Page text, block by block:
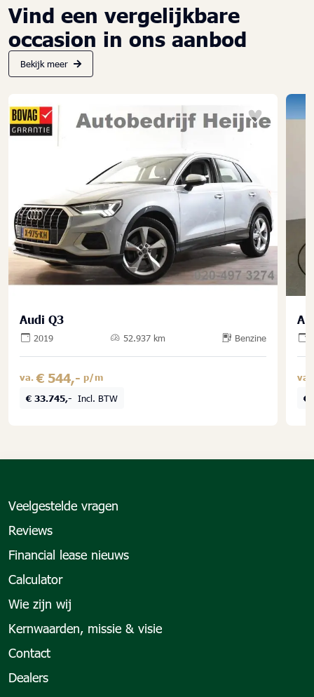
Vind een vergelijkbare
occasion in ons aanbod
Bekijk meer
Audi Q3
2019 52.937 km Benzine
va. € 544,- p/m
€ 33.745,- Incl. BTW
va.
€
Veelgestelde vragen
Reviews
Financial lease nieuws
Calculator
Wie zijn wij
Kernwaarden, missie & visie
Contact
Dealers